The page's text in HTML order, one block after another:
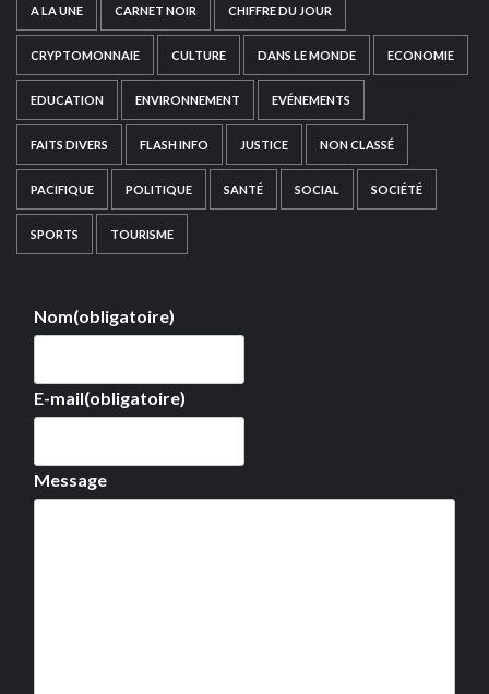
A LA UNE CARNET NOIR CHIFFRE DU JOUR
CRYPTOMONNAIE CULTURE DANS LE MONDE ECONOMIE
EDUCATION ENVIRONNEMENT EVÉNEMENTS
FAITS DIVERS FLASH INFO JUSTICE NON CLASSÉ
PACIFIQUE POLITIQUE SANTÉ SOCIAL SOCIÉTÉ
SPORTS TOURISME
Nom(obligatoire)
E-mail(obligatoire)
Message